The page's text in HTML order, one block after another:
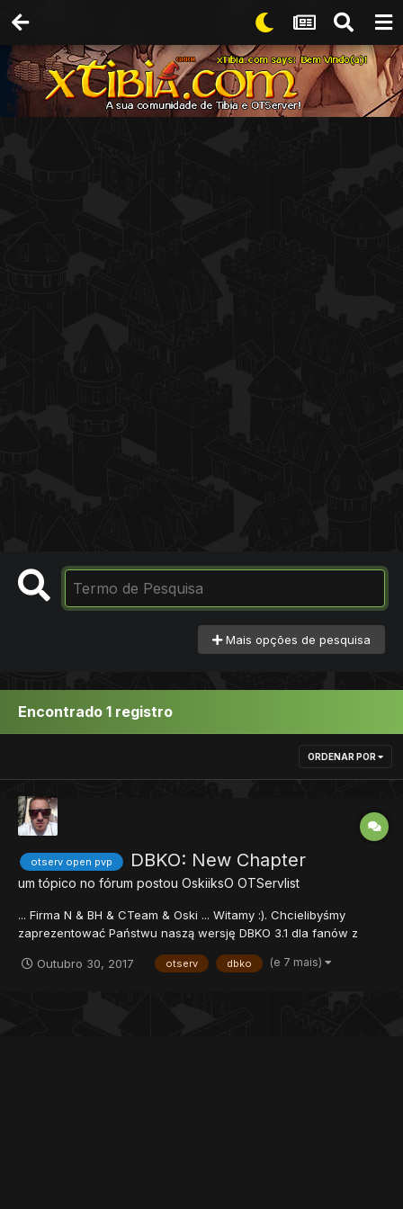
Mais opções de pesquisa
Encontrado 1 registro
ORDENAR POR
otserv open pvp DBKO: New Chapter
um tópico no fórum postou OskiiksO OTServlist
... Firma N & BH & CTeam & Oski ... Witamy :). Chcielibyśmy
zaprezentować Państwu naszą wersję DBKO 3.1 dla fanów z
wersja edytowana z nowych uaktualnień następujące: * Hero -
Outubro 30, 2017 otserv dbko (e 7 mais)